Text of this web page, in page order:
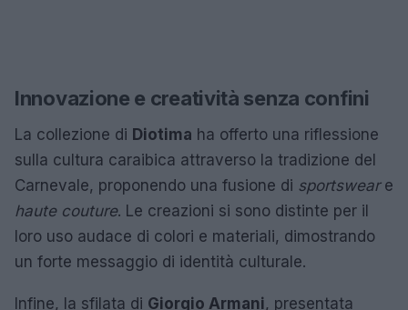
Innovazione e creatività senza confini
La collezione di Diotima ha offerto una riflessione
sulla cultura caraibica attraverso la tradizione del
Carnevale, proponendo una fusione di sportsweare
haute couture. Le creazioni si sono distinte per il
loro uso audace di colori e materiali, dimostrando
un forte messaggio di identità culturale.
Infine, la sfilata di Giorgio Armani, presentata